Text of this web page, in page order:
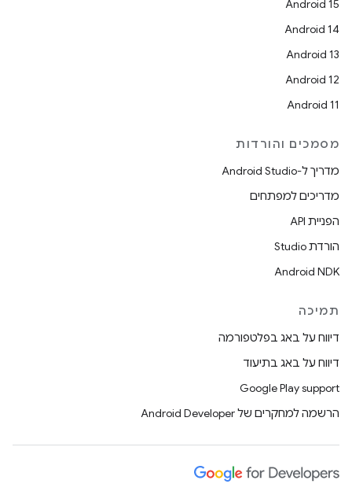
Android 15
Android 14
Android 13
Android 12
Android 11
מסמכים והורדות
מדריך ל-Android Studio
מדריכים למפתחים
הפניית API
הורדת Studio
Android NDK
תמיכה
דיווח על באג בפלטפורמה
דיווח על באג בתיעוד
Google Play support
הרשמה למחקרים של Android Developer